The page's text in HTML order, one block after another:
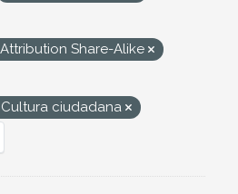
Share-Alike
ciudadana